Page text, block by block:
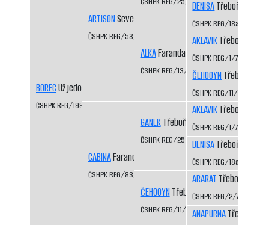
BORECUž jedou CS
ČSHPK REG/199/87
ARTISONSeverní vítr CS
ČSHPK REG/53/83
CABINAFaranda CS
ČSHPK REG/83/84
ALKAFaranda CS
ČSHPK REG/13/81
GANEKTřeboň-Kopeček CS
ČSHPK REG/25/82
ČEHOOYNTřeboň-Kopeček CS
ČSHPK REG/11/79
DENISATřeboň-
ČSHPK REG/18a/81
AKLAVIKTřeboň-
ČSHPK REG/1/77
ČEHOOYNTřeboň-
ČSHPK REG/11/79
AKLAVIKTřeboň-
ČSHPK REG/1/77
DENISATřeboň-
ČSHPK REG/18a/81
ARARAT Třeboň-
ČSHPK REG/2/77
ANAPURNATřeboň-